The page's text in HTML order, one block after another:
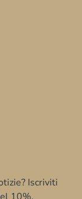
Iscriviti